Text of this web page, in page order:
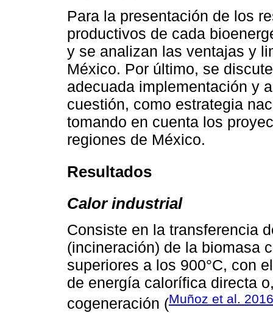
Para la presentación de los
productivos de cada
y se analizan las ventajas y
México. Por último, se
adecuada implementación y
cuestión, como estrategia
tomando en cuenta los
regiones de México.
Resultados
Calor industrial
Consiste en la transferencia
(incineración) de la biomasa
superiores a los 900°C, con
de energía calorífica directa
cogeneración (Muñoz et al. 2016